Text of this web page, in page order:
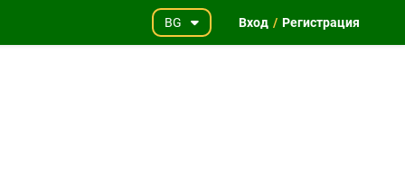
BG Вход / Регистрация